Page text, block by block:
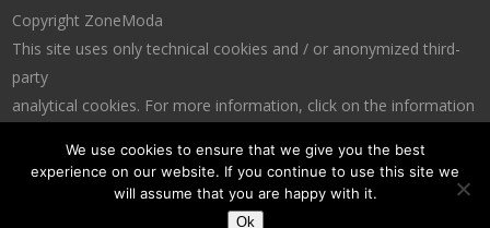
Copyright ZoneModa
This site uses only technical cookies and / or anonymized third-
party
analytical cookies. For more information, click on the information
We use cookies to ensure that we give you the best
experience on our website. If you continue to use this site we
will assume that you are happy with it.
Ok